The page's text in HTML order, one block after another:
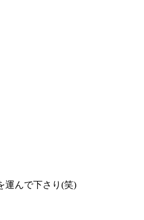
運んで下さり(笑)